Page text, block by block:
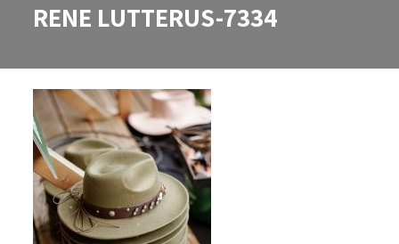
RENE LUTTERUS-7334
RENE LUTTERUS-7334